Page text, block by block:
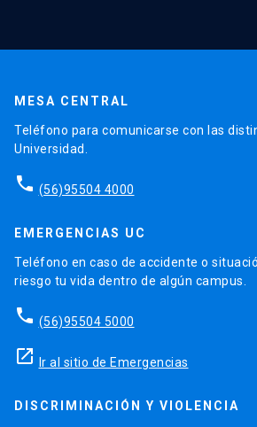
MESA CENTRAL
Teléfono para comunicarse con las
Universidad.
phone (56)95504 4000
EMERGENCIAS UC
Teléfono en caso de accidente o
riesgo tu vida dentro de algún campus.
phone (56)95504 5000
launch Ir al sitio de Emergencias
DISCRIMINACIÓN Y VIOLENCIA